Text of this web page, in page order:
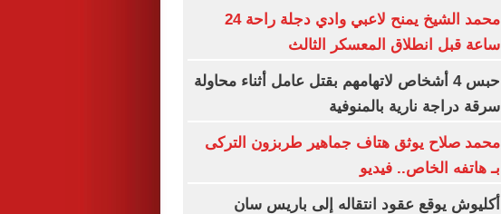
محمد الشيخ يمنح لاعبي وادي دجلة راحة 24
ساعة قبل انطلاق المعسكر الثالث
حبس 4 أشخاص لاتهامهم بقتل عامل أثناء محاولة
سرقة دراجة نارية بالمنوفية
محمد صلاح يوثق هتاف جماهير طربزون التركى
بـ هاتفه الخاص.. فيديو
أكليوش يوقع عقود انتقاله إلى باريس سان